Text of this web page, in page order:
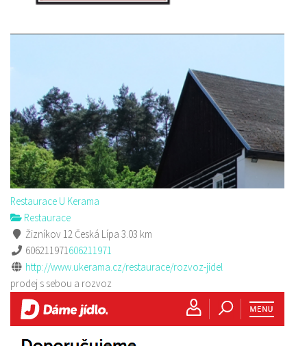
Restaurace U Kerama
Restaurace
Žizníkov 12 Česká Lípa 3.03 km
606211971606211971
http://www.ukerama.cz/restaurace/rozvoz-jidel
prodej s sebou a rozvoz